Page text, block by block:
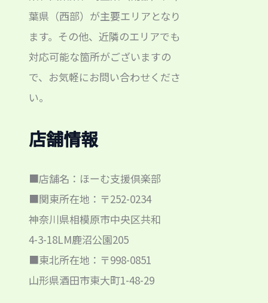
葉県（西部）が主要エリアとなり
ます。その他、近隣のエリアでも
対応可能な箇所がございますの
で、お気軽にお問い合わせくださ
い。
店舗情報
■店舗名：ほーむ支援倶楽部
■関東所在地：〒252-0234
神奈川県相模原市中央区共和
4-3-18LM鹿沼公園205
■東北所在地：〒998-0851
山形県酒田市東大町1-48-29